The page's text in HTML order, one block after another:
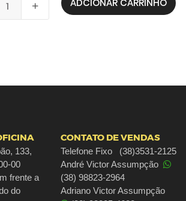
133,
00
frente a
do
CONTATO DE VENDAS
Telefone Fixo (38)3531-2125
André Victor Assumpção
(38) 98823-2964
Adriano Victor Assumpção